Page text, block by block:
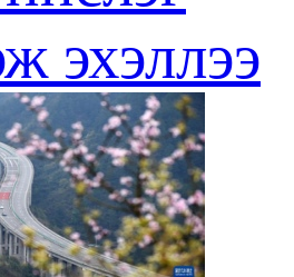
эхэллээ